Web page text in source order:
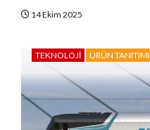
14 Ekim 2025
TEKNOLOJI ÜRÜN TANITIMI